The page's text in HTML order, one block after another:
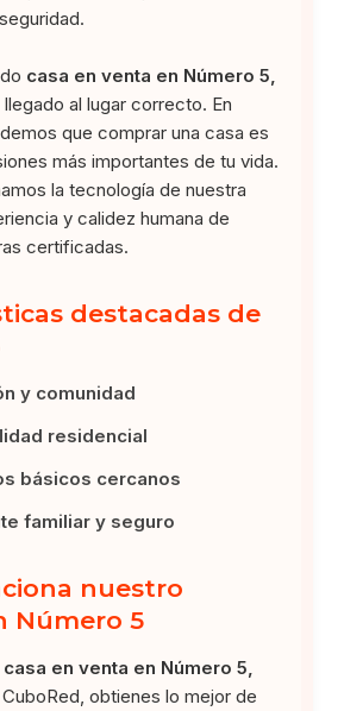
casa en venta en Número 5,
llegado al lugar correcto. En
que comprar una casa es
más importantes de tu vida.
la tecnología de nuestra
y calidez humana de
certificadas.
destacadas de
y comunidad
residencial
básicos cercanos
familiar y seguro
nuestro
Número 5
casa en venta en Número 5,
obtienes lo mejor de